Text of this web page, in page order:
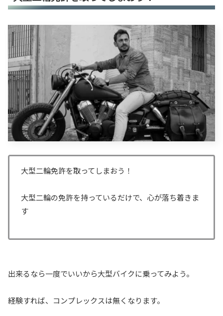
大型二輪免許を取ってしまおう！
大型二輪の免許を持っているだけで、心が落ち着きま
す
出来るなら一度でいいから大型バイクに乗ってみよう。
経験すれば、コンプレックスは無くなります。